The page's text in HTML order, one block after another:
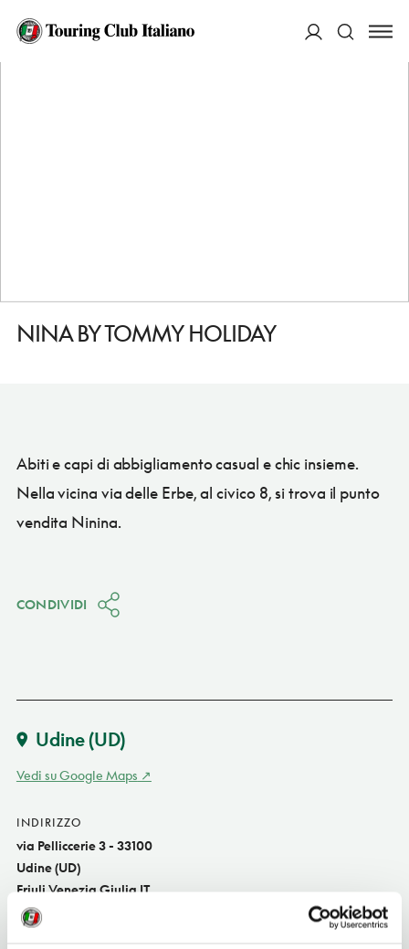
HOME
NINA BY TOMMY HOLIDAY
Abiti e capi di abbigliamento casual e chic insieme.
Nella vicina via delle Erbe, al civico 8, si trova il punto
vendita Ninina.
CONDIVIDI
Udine(UD)
Vedi su Google Maps
INDIRIZZO
via Pelliccerie 3 - 33100
Udine (UD)
Friuli Venezia Giulia IT
SITO WEB